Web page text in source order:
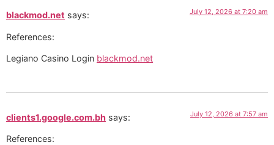
blackmod.net says: July 12, 2026 at 7:20 am
References:
Legiano Casino Login blackmod.net
clients1.google.com.bh says: July 12, 2026 at 7:57 am
References: